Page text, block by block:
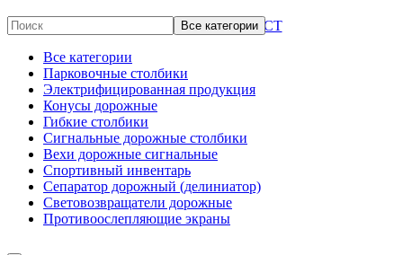
СКАЧАТЬ ПРАЙС-ЛИСТ
Все категории
Все категории
Парковочные столбики
Электрифицированная продукция
Конусы дорожные
Гибкие столбики
Сигнальные дорожные столбики
Вехи дорожные сигнальные
Спортивный инвентарь
Сепаратор дорожный (делиниатор)
Световозвращатели дорожные
Противоослепляющие экраны